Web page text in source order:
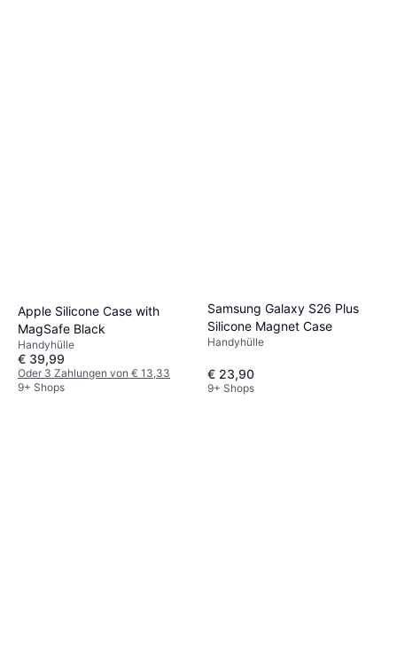
Apple Silicone Case with
MagSafe Black
Handyhülle
€ 39,99
Oder 3 Zahlungen von € 13,33
9+ Shops
Samsung Galaxy S26 Plus
Silicone Magnet Case
Handyhülle
€ 23,90
9+ Shops